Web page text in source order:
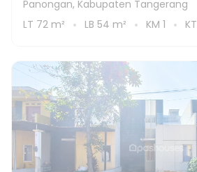
Panongan, Kabupaten Tangerang
LT 72 m² LB 54 m² KM 1 KT